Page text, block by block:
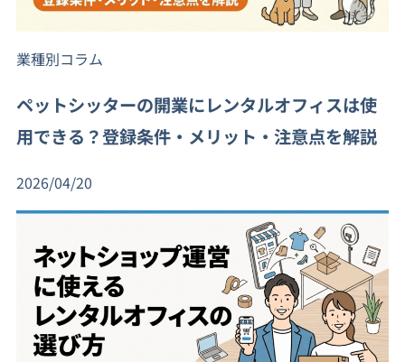
業種別コラム
ペットシッターの開業にレンタルオフィスは使
用できる？登録条件・メリット・注意点を解説
2026/04/20